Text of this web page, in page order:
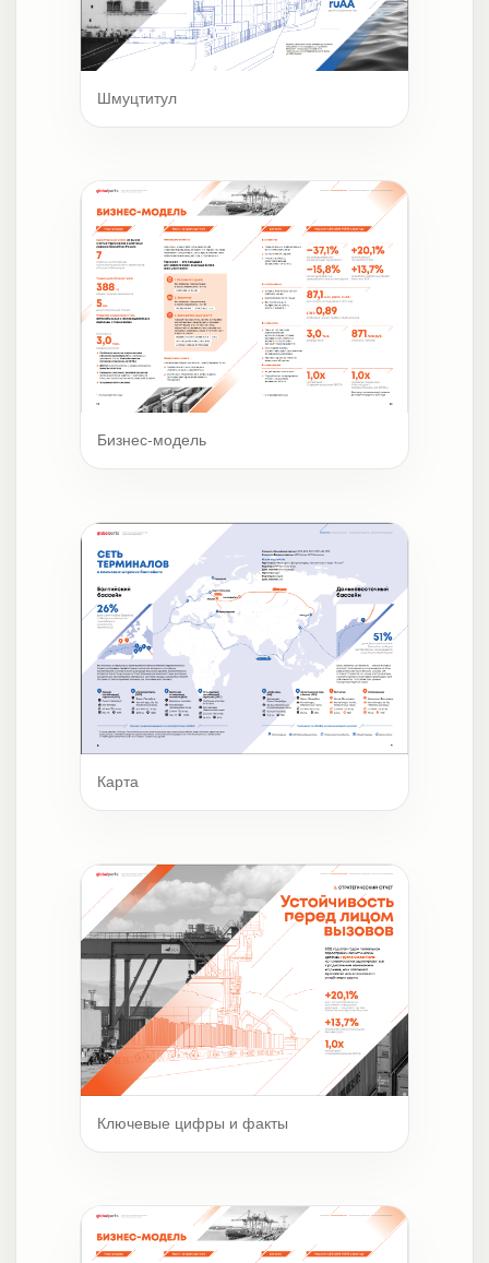
Шмуцтитул
Бизнес-модель
Карта
Ключевые цифры и факты